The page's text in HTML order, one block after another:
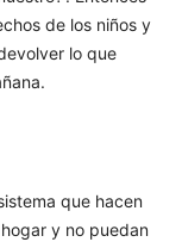
de los niños y
lo que
que hacen
y no puedan